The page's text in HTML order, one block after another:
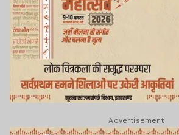
Advertisement